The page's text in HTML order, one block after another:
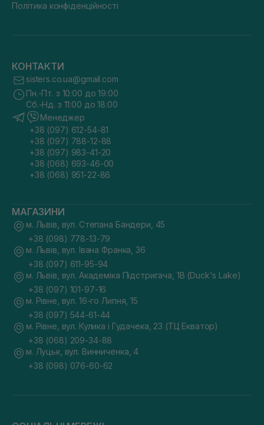
Політика конфіденційності
КОНТАКТИ
sisters.co.ua@gmail.com
Пн.-Пт. з 10:00 до 19:00
Сб.-Нд. з 11:00 до 18:00
Менеджер
+38 (097) 612-54-81
+38 (097) 788-12-88
+38 (097) 983-41-20
+38 (068) 693-46-00
+38 (068) 951-22-86
МАГАЗИНИ
м. Львів, вул. Степана Бандери, 45
+38 (098) 778-13-79
м. Львів, вул. Івана Франка, 36
+38 (097) 611-95-94
м. Львів, вул. Академіка Підстригача, 1В (Duck's Lake)
+38 (097) 101-97-16
м. Рівне, вул. 16-го Липня, 15
+38 (097) 544-61-44
м. Рівне, вул. Кулика і Гудачека, 23 (ТЦ Екватор)
+38 (068) 209-34-88
м. Луцьк, вул. Винниченка, 4
+38 (098) 076-60-62